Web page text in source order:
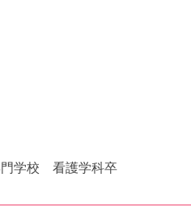
門学校 看護学科卒